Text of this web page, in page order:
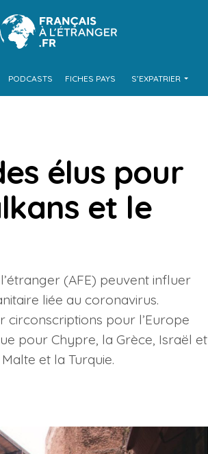
PODCASTS FICHES PAYS S’EXPATRIER
élus pour
et le
(AFE) peuvent influer
liée au coronavirus.
circonscriptions pour l’Europe
pour Chypre, la Grèce, Israël et
et la Turquie.